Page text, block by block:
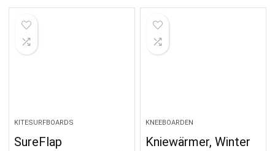
KITESURFBOARDS
SureFlap
KNEEBOARDEN
Kniewärmer, Winter